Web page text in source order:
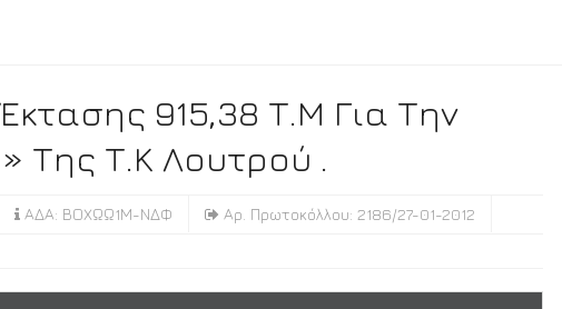
915,38 Τ.μ Για Την
Της Τ.Κ Λουτρού .
ΑΔΑ: ΒΟΧΩΩ1Μ-ΝΔΦ Αρ. Πρωτοκόλλου: 2186/27-01-2012